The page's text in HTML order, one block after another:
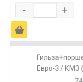
- +
Ä
Евро-3 / КМЗ